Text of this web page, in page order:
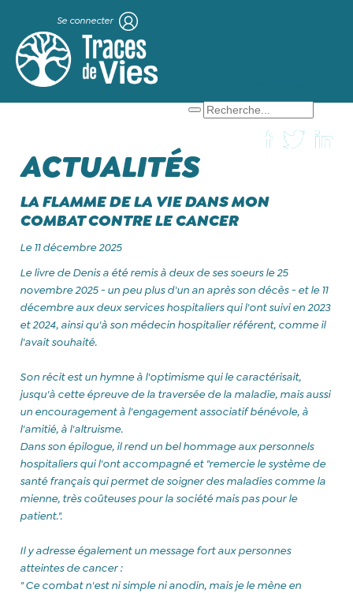
Se connecter
ACTUALITÉS
LA FLAMME DE LA VIE DANS MON
COMBAT CONTRE LE CANCER
Le 11 décembre 2025
Le livre de Denis a été remis à deux de ses soeurs le 25
novembre 2025 - un peu plus d'un an après son décès - et le 11
décembre aux deux services hospitaliers qui l'ont suivi en 2023
et 2024, ainsi qu'à son médecin hospitalier référent, comme il
l'avait souhaité.
Son récit est un hymne à l'optimisme qui le caractérisait,
jusqu'à cette épreuve de la traversée de la maladie, mais aussi
un encouragement à l'engagement associatif bénévole, à
l'amitié, à l'altruisme.
Dans son épilogue, il rend un bel hommage aux personnels
hospitaliers qui l'ont accompagné et "remercie le système de
santé français qui permet de soigner des maladies comme la
mienne, très coûteuses pour la société mais pas pour le
patient.".
Il y adresse également un message fort aux personnes
atteintes de cancer :
" Ce combat n'est ni simple ni anodin, mais je le mène en